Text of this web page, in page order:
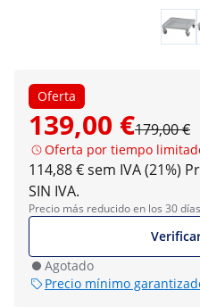
Oferta
139,00 €179,00 €
Oferta por tiempo
114,88 € sem IVA (21%)
SIN IVA.
Precio más reducido en los 30
Agotado
Precio mínimo